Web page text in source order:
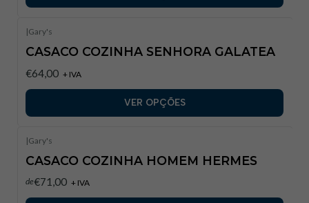
|Gary's
CASACO COZINHA SENHORA GALATEA
€64,00 + IVA
VER OPÇÕES
|Gary's
CASACO COZINHA HOMEM HERMES
de€71,00 + IVA